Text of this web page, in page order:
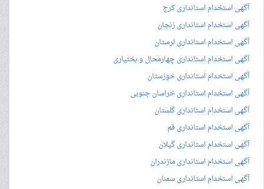
آگهی استخدام استانداری کرج
آگهی استخدام استانداری زنجان
آگهی استخدام استانداری لرستان
آگهی استخدام استانداری چهارمحال و بختیاری
آگهی استخدام استانداری خوزستان
آگهی استخدام استانداری خراسان جنوبی
آگهی استخدام استانداری گلستان
آگهی استخدام استانداری قم
آگهی استخدام استانداری گیلان
آگهی استخدام استانداری مازندران
آگهی استخدام استانداری سمنان